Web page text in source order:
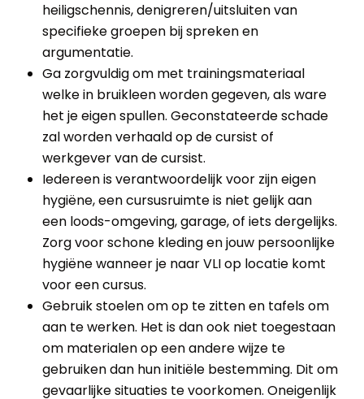
heiligschennis, denigreren/uitsluiten van
specifieke groepen bij spreken en
argumentatie.
Ga zorgvuldig om met trainingsmateriaal
welke in bruikleen worden gegeven, als ware
het je eigen spullen. Geconstateerde schade
zal worden verhaald op de cursist of
werkgever van de cursist.
Iedereen is verantwoordelijk voor zijn eigen
hygiëne, een cursusruimte is niet gelijk aan
een loods-omgeving, garage, of iets dergelijks.
Zorg voor schone kleding en jouw persoonlijke
hygiëne wanneer je naar VLI op locatie komt
voor een cursus.
Gebruik stoelen om op te zitten en tafels om
aan te werken. Het is dan ook niet toegestaan
om materialen op een andere wijze te
gebruiken dan hun initiële bestemming. Dit om
gevaarlijke situaties te voorkomen. Oneigenlijk